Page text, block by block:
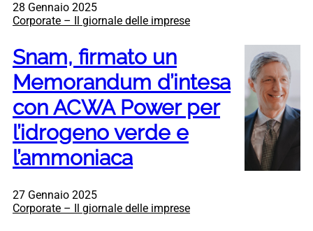
28 Gennaio 2025
Corporate – Il giornale delle imprese
Snam, firmato un
Memorandum d’intesa
con ACWA Power per
l’idrogeno verde e
l’ammoniaca
27 Gennaio 2025
Corporate – Il giornale delle imprese